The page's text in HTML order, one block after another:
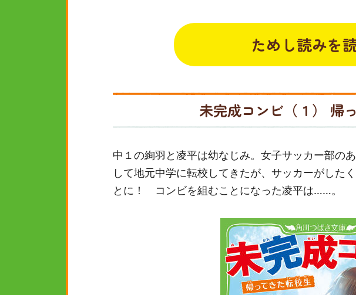
ためし読みを
未完成コンビ（１） 帰
中１の絢羽と凌平は幼なじみ。女子サッカー部の
して地元中学に転校してきたが、サッカーがした
とに！ コンビを組むことになった凌平は……。